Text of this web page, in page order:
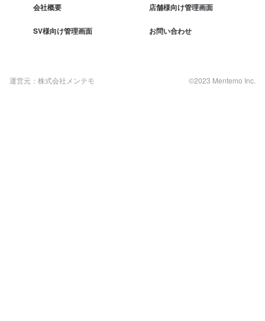
会社概要 店舗様向け管理画面
SV様向け管理画面 お問い合わせ
運営元：株式会社メンテモ ©2023 Mentemo Inc.